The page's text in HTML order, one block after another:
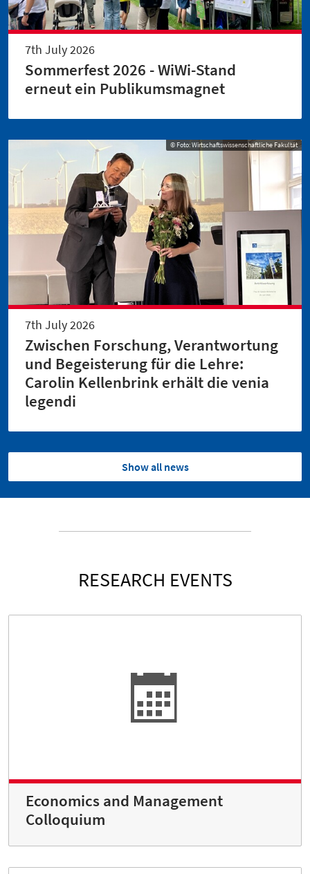
7th July 2026
Sommerfest 2026 - WiWi-Stand
erneut ein Publikumsmagnet
© Foto: Wirtschaftswissenschaftliche Fakultät
7th July 2026
Zwischen Forschung, Verantwortung
und Begeisterung für die Lehre:
Carolin Kellenbrink erhält die venia
legendi
Show all news
RESEARCH EVENTS
Economics and Management
Colloquium